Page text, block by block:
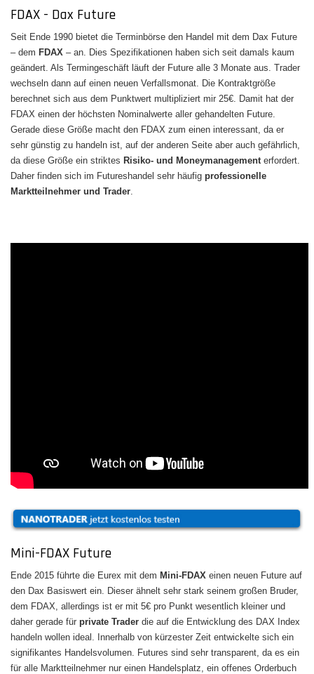
FDAX - Dax Future
Seit Ende 1990 bietet die Terminbörse den Handel mit dem Dax Future
– dem FDAX – an. Dies Spezifikationen haben sich seit damals kaum
geändert. Als Termingeschäft läuft der Future alle 3 Monate aus. Trader
wechseln dann auf einen neuen Verfallsmonat. Die Kontraktgröße
berechnet sich aus dem Punktwert multipliziert mir 25€. Damit hat der
FDAX einen der höchsten Nominalwerte aller gehandelten Future.
Gerade diese Größe macht den FDAX zum einen interessant, da er
sehr günstig zu handeln ist, auf der anderen Seite aber auch gefährlich,
da diese Größe ein striktes Risiko- und Moneymanagement erfordert.
Daher finden sich im Futureshandel sehr häufig professionelle
Marktteilnehmer und Trader
Mini-FDAX Future
Ende 2015 führte die Eurex mit dem Mini-FDAX einen neuen Future auf
den Dax Basiswert ein. Dieser ähnelt sehr stark seinem großen Bruder,
dem FDAX, allerdings ist er mit 5€ pro Punkt wesentlich kleiner und
daher gerade für private Trader die auf die Entwicklung des DAX Index
handeln wollen ideal. Innerhalb von kürzester Zeit entwickelte sich ein
signifikantes Handelsvolumen. Futures sind sehr transparent, da es ein
für alle Marktteilnehmer nur einen Handelsplatz, ein offenes Orderbuch